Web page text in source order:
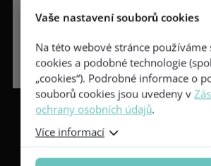
Sledujte nás
Vaše nastavení souborů cookies
Na této webové stránce používáme
cookies a podobné technologie
„cookies“). Podrobné informace o
souborů cookies jsou uvedeny v
ochrany osobních údajů.
Více informací